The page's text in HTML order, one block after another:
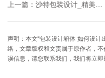
上一篇： 沙特包装设计_精美设计，赢在产品初印象
声明：本文“包装设计箱体-如何设计
络，文章版权和文责属于原作者，
误信息，请您联系我们，我们将立即